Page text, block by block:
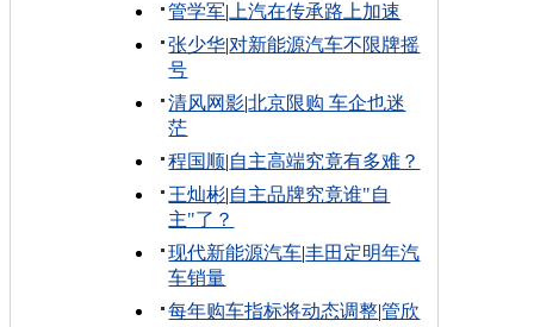
管学军| 上汽在传承路上加速
张少华|对新能源汽车不限牌摇
号
清风网影|北京限购 车企也迷
茫
程国顺|自主高端究竟有多难？
王灿彬|自主品牌究竟谁"自
主"了？
现代新能源汽车|丰田定明年汽
车销量
每年购车指标将动态调整|管欣